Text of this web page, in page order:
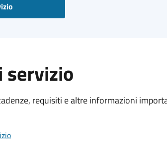
servizio
requisiti e altre informazioni